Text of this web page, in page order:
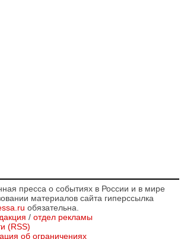
пресса о событиях в России и в мире
материалов сайта гиперссылка
обязательна.
/ отдел рекламы
(RSS)
об ограничениях